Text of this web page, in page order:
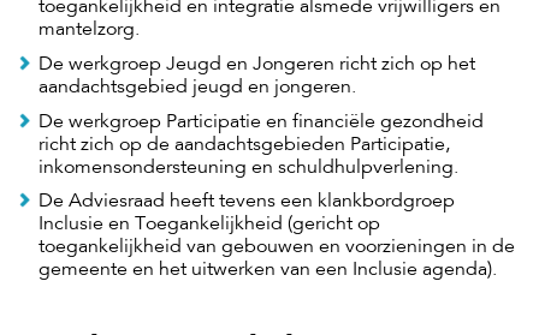
toegankelijkheid en integratie alsmede vrijwilligers en
mantelzorg.
De werkgroep Jeugd en Jongeren richt zich op het
aandachtsgebied jeugd en jongeren.
De werkgroep Participatie en financiële gezondheid
richt zich op de aandachtsgebieden Participatie,
inkomensondersteuning en schuldhulpverlening.
De Adviesraad heeft tevens een klankbordgroep
Inclusie en Toegankelijkheid (gericht op
toegankelijkheid van gebouwen en voorzieningen in de
gemeente en het uitwerken van een Inclusie agenda).